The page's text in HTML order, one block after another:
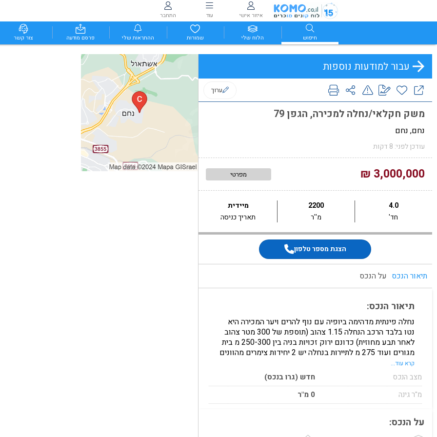
איזור אישי עוד התחבר
חיפוש הלוח שלי שמורות ההתראות שלי פרסם מודעה צור קשר
עבור למודעות נוספות
ערוך
משק חקלאי/נחלה למכירה, הגפן 79
נחם, נחם
עודכן לפני: 8 דקות
3,000,000 ₪ מפרטי
4.0
חד'
2200
מ''ר
מיידית
תאריך כניסה
הצגת מספר טלפון
תיאור הנכס על הנכס
תיאור הנכס:
נחלה פינתית מדהימה ביופיה עם נוף להרים ויער המכירה היא
נטו בלבד הרכב הנחלה 1.15 צהוב (תוספת של 300 מטר צהוב
לאחר תבע מחוזית) כדונם ירוק זכויות בניה בין 250-300 מ בית
מגורים ועוד 275 מ לתיירות בנחלה יש 2 יחידות צימרים מהוונים
55 מ כל אחת שיכולות להניב במיידי. הנחלה תעבור לרוכש עם
תשלום הנטו. ברוטו יכול להיות תוספת של 4-5 מליון בערך.
ההליך לוקח בערך שנתיים ואולי יותר שזה יתרון למי שאין במיידי
קרא עוד...
מצב הנכס
חדש (גרו בנכס)
מ"ר גינה
0 מ"ר
על הנכס: